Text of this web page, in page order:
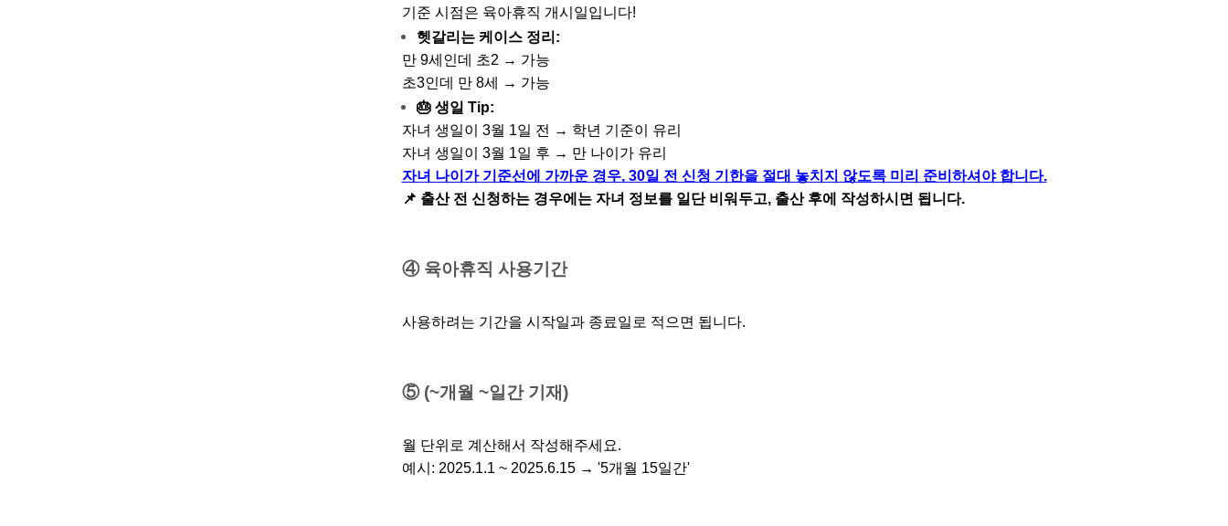
기준 시점은 육아휴직 개시일입니다!
헷갈리는 케이스 정리:
만 9세인데 초2 → 가능
초3인데 만 8세 → 가능
🎂 생일 Tip:
자녀 생일이 3월 1일 전 → 학년 기준이 유리
자녀 생일이 3월 1일 후 → 만 나이가 유리
자녀 나이가 기준선에 가까운 경우, 30일 전 신청 기한을 절대 놓치지 않도록 미리 준비하셔야 합니다.
📌 출산 전 신청하는 경우에는 자녀 정보를 일단 비워두고, 출산 후에 작성하시면 됩니다.
④ 육아휴직 사용기간
사용하려는 기간을 시작일과 종료일로 적으면 됩니다.
⑤ (~개월 ~일간 기재)
월 단위로 계산해서 작성해주세요.
예시: 2025.1.1 ~ 2025.6.15 → '5개월 15일간'